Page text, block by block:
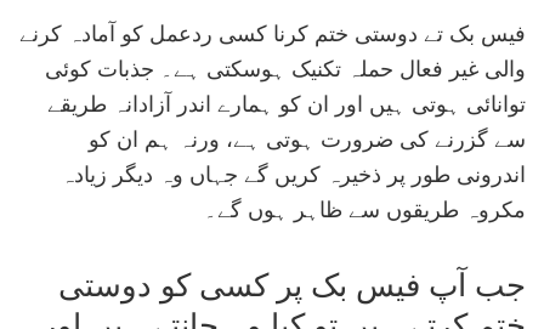
فیس بک تے دوستی ختم کرنا کسی ردعمل کو آمادہ کرنے
والی غیر فعال حملہ تکنیک ہوسکتی ہے۔ جذبات کوئی
توانائی ہوتی ہیں اور ان کو ہمارے اندر آزادانہ طریقے
سے گزرنے کی ضرورت ہوتی ہے، ورنہ ہم ان کو
اندرونی طور پر ذخیرہ کریں گے جہاں وہ دیگر زیادہ
مکروہ طریقوں سے ظاہر ہوں گے۔
جب آپ فیس بک پر کسی کو دوستی